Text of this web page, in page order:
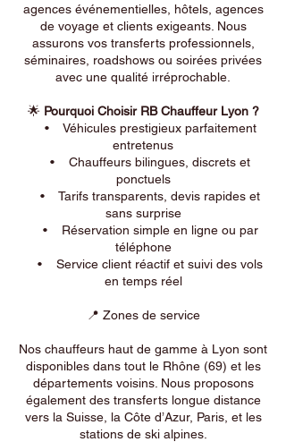
agences événementielles, hôtels, agences
de voyage et clients exigeants. Nous
assurons vos transferts professionnels,
séminaires, roadshows ou soirées privées
avec une qualité irréprochable.
🌟 Pourquoi Choisir RB Chauffeur Lyon ?
• Véhicules prestigieux parfaitement
entretenus
• Chauffeurs bilingues, discrets et
ponctuels
• Tarifs transparents, devis rapides et
sans surprise
• Réservation simple en ligne ou par
téléphone
• Service client réactif et suivi des vols
en temps réel
📍 Zones de service
Nos chauffeurs haut de gamme à Lyon sont
disponibles dans tout le Rhône (69) et les
départements voisins. Nous proposons
également des transferts longue distance
vers la Suisse, la Côte d’Azur, Paris, et les
stations de ski alpines.